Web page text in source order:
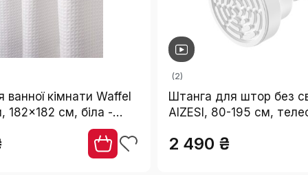
кімнати Waffel
182x182 см, біла -
анти-
(2)
Штанга для штор без
AIZESI, 80-195 см,
діаметр 22 мм, для
шафи, біла
2 490 ₴